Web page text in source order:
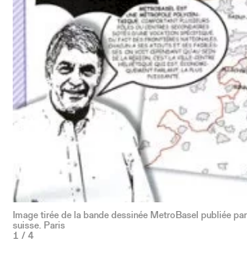
Image tirée de la bande dessinée MetroBasel publiée
suisse. Paris
1 / 4